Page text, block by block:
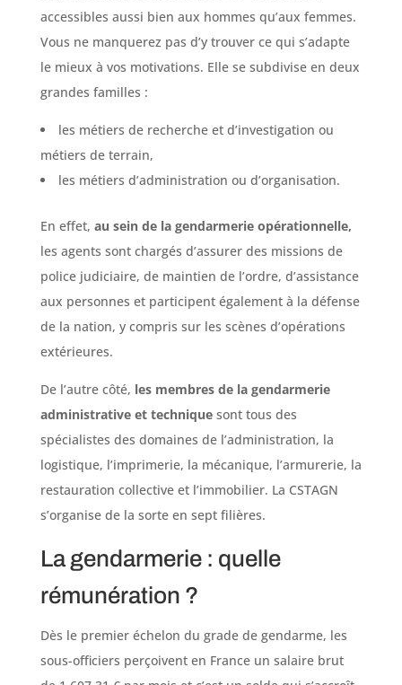
accessibles aussi bien aux hommes qu’aux femmes.
Vous ne manquerez pas d’y trouver ce qui s’adapte
le mieux à vos motivations. Elle se subdivise en deux
grandes familles :
les métiers de recherche et d’investigation ou
métiers de terrain,
les métiers d’administration ou d’organisation.
En effet, au sein de la gendarmerie opérationnelle,
les agents sont chargés d’assurer des missions de
police judiciaire, de maintien de l’ordre, d’assistance
aux personnes et participent également à la défense
de la nation, y compris sur les scènes d’opérations
extérieures.
De l’autre côté, les membres de la gendarmerie
administrative et techniquesont tous des
spécialistes des domaines de l’administration, la
logistique, l’imprimerie, la mécanique, l’armurerie, la
restauration collective et l’immobilier. La CSTAGN
s’organise de la sorte en sept filières.
La gendarmerie : quelle
rémunération ?
Dès le premier échelon du grade de gendarme, les
sous-officiers perçoivent en France un salaire brut